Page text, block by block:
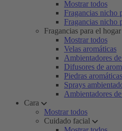
Mostrar todos
Fragancias nicho
Fragancias nicho
Fragancias para el hogar
Mostrar todos
Velas aromáticas
Ambientadores
Difusores de
Piedras aromáticas
Sprays
Ambientadores
Cara
Mostrar todos
Cuidado facial